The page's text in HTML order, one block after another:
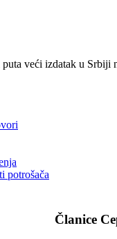
veći izdatak u Srbiji
potrošača
Članice